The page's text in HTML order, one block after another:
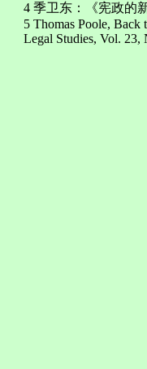
4 季卫东：《宪政的
5 Thomas Poole,
Legal Studies, Vol. 23,